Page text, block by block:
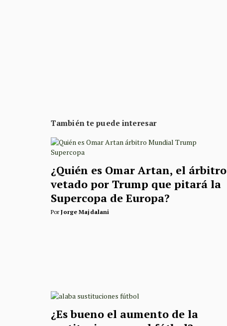
También te puede interesar
¿Quién es Omar Artan, el árbitro
vetado por Trump que pitará la
Supercopa de Europa?
PorJorge Majdalani
¿Es bueno el aumento de la